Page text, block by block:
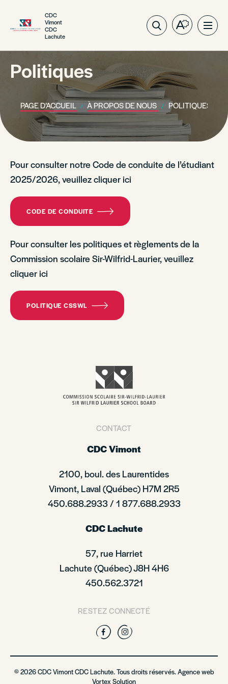
CDC
Vimont
CDC
Lachute
Ouvrez
barre
Politiques
PAGE D’ACCUEIL À PROPOS DE NOUS POLITIQUES
Pour consulter notre Code de conduite de l’étudiant
2025/2026, veuillez cliquer ici
CODE DE CONDUITE
Pour consulter les politiques et règlements de la
Commission scolaire Sir-Wilfrid-Laurier, veuillez
cliquer ici
POLITIQUE CSSWL
CONTACT
CDC Vimont
2100, boul. des Laurentides
Vimont, Laval (Québec) H7M 2R5
450.688.2933 / 1 877.688.2933
CDC Lachute
57, rue Harriet
Lachute (Québec) J8H 4H6
450.562.3721
RESTEZ CONNECTÉ
Facebook
Instagram
© 2026 CDC Vimont CDC Lachute. Tous droits réservés. Agence web
Vortex Solution